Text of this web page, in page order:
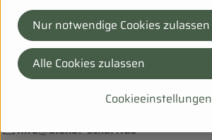
Italien
Bei Fragen helfen wir Dir gerne weiter!
Hanfsack 50b,
info@biohof-scharf.de
Cookieeinstellungen
Nur notwendige Cookies zulassen
Alle Cookies zulassen